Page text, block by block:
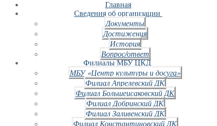
Главная
Сведения об организации
Документы
Достижения
История
Вопрос/ответ
Филиалы МБУ ЦКД
МБУ «Центр культуры и досуга»
Филиал Апрелевский ДК
Филиал Большеисаковский ДК
Филиал Добринский ДК
Филиал Заливенский ДК
Филиал Константиновский ДК